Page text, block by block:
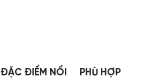
ĐẶC ĐIỂM NỔI
PHÙ HỢP